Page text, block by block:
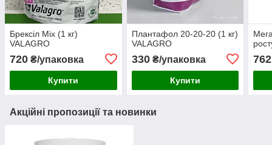
Брексіл Mix (1 кг)
VALAGRO
720 ₴/упаковка
Купити
Плантафол 20-20-20 (1 кг)
VALAGRO
330₴/упаковка
Купити
762
Акційні пропозиції та новинки